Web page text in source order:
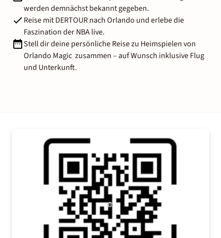
werden demnächst bekannt gegeben.
Reise mit DERTOUR nach Orlando und erlebe die
Faszination der NBA live.
Stell dir deine persönliche Reise zu Heimspielen von
Orlando Magic zusammen – auf Wunsch inklusive Flug
und Unterkunft.